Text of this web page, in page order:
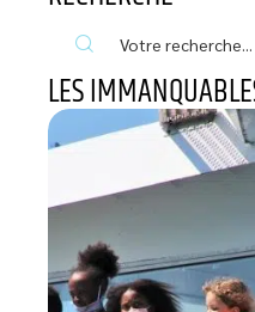
LES